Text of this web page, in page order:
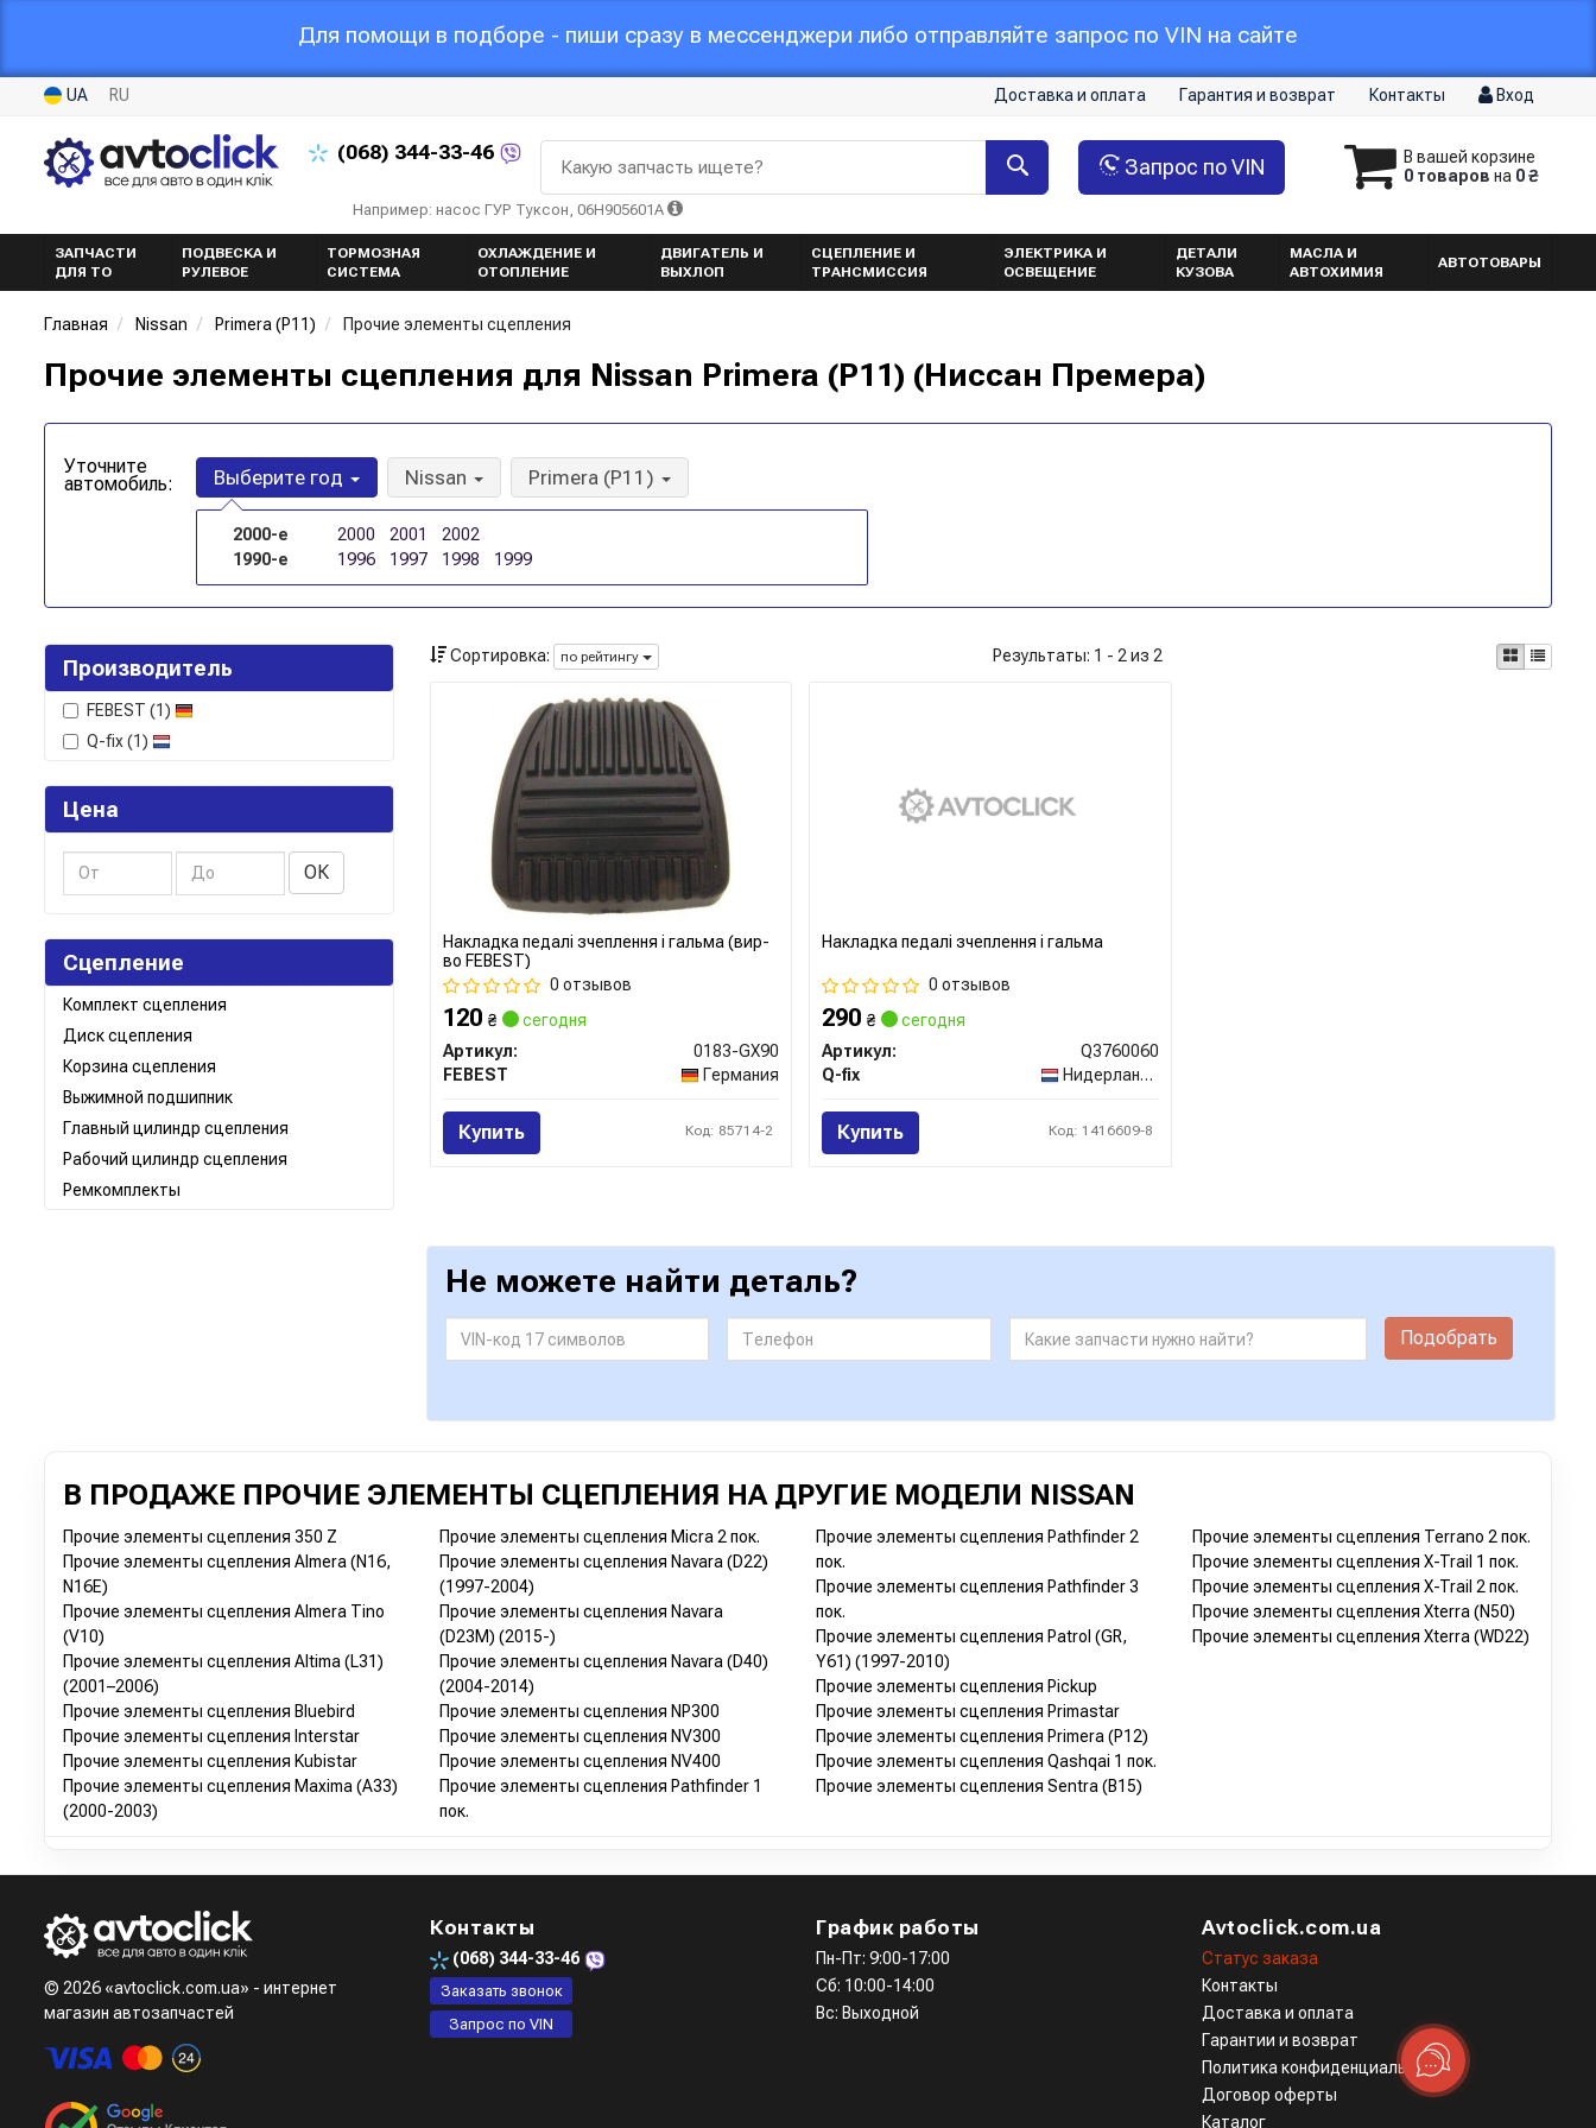
Для помощи в подборе - пиши сразу в мессенджери либо отправляйте запрос по VIN на сайте
UA RU Доставка и оплата Гарантия и возврат Контакты Вход
(068) 344-33-46
В вашей корзине
0 товаров на 0 ₴
Запрос по VIN
Какую запчасть ищете?
Например: насос ГУР Туксон, 06H905601A
ЗАПЧАСТИ
ДЛЯ ТО
ПОДВЕСКА И
РУЛЕВОЕ
ТОРМОЗНАЯ
СИСТЕМА
ОХЛАЖДЕНИЕ И
ОТОПЛЕНИЕ
ДВИГАТЕЛЬ И
ВЫХЛОП
СЦЕПЛЕНИЕ И
ТРАНСМИССИЯ
ЭЛЕКТРИКА И
ОСВЕЩЕНИЕ
ДЕТАЛИ
КУЗОВА
МАСЛА И
АВТОХИМИЯ
АВТОТОВАРЫ
Главная Nissan Primera (P11) Прочие элементы сцепления
Прочие элементы сцепления для Nissan Primera (P11) (Ниссан Премера)
Уточните
автомобиль: Выберите год
2000-е 2000 2001
2002
1990-е
1996 1997 1998 1999
Nissan Primera (P11)
Производитель
FEBEST (1)
Q-fix(1)
Цена
ОК
Сцепление
Комплект сцепления
Диск сцепления
Корзина сцепления
Выжимной подшипник
Главный цилиндр сцепления
Рабочий цилиндр сцепления
Ремкомплекты
Сортировка: по рейтингу Результаты: 1 - 2 из 2
Накладка педалі зчеплення і гальма (вир-
во FEBEST)
0 отзывов
120 ₴
сегодня
Артикул:
0183-GX90
FEBEST
Германия
Купить Код: 85714-2
Накладка педалі зчеплення і гальма
0 отзывов
290₴
сегодня
Артикул:
Q3760060
Q-fix
Нидерланды
Купить Код: 1416609-8
Не можете найти деталь?
Подобрать
В ПРОДАЖЕ ПРОЧИЕ ЭЛЕМЕНТЫ СЦЕПЛЕНИЯ НА ДРУГИЕ МОДЕЛИ NISSAN
Прочие элементы сцепления 350 Z
Прочие элементы сцепления Almera (N16,
N16E)
Прочие элементы сцепления Almera Tino
(V10)
Прочие элементы сцепления Altima (L31)
(2001–2006)
Прочие элементы сцепления Bluebird
Прочие элементы сцепления Interstar
Прочие элементы сцепления Kubistar
Прочие элементы сцепления Maxima (A33)
(2000-2003)
Прочие элементы сцепления Micra 2 пок.
Прочие элементы сцепления Navara (D22)
(1997-2004)
Прочие элементы сцепления Navara
(D23M) (2015-)
Прочие элементы сцепления Navara (D40)
(2004-2014)
Прочие элементы сцепления NP300
Прочие элементы сцепления NV300
Прочие элементы сцепления NV400
Прочие элементы сцепления Pathfinder 1
пок.
Прочие элементы сцепления Pathfinder 2
пок.
Прочие элементы сцепления Pathfinder 3
пок.
Прочие элементы сцепления Patrol (GR,
Y61) (1997-2010)
Прочие элементы сцепления Pickup
Прочие элементы сцепления Primastar
Прочие элементы сцепления Primera (P12)
Прочие элементы сцепления Qashqai 1 пок.
Прочие элементы сцепления Sentra (B15)
Прочие элементы сцепления Terrano 2 пок.
Прочие элементы сцепления X-Trail 1 пок.
Прочие элементы сцепления X-Trail 2 пок.
Прочие элементы сцепления Xterra (N50)
Прочие элементы сцепления Xterra (WD22)
© 2026 «avtoclick.com.ua» - интернет
магазин автозапчастей
Контакты
(068) 344-33-46
Заказать звонок
Запрос по VIN
График работы
Пн-Пт: 9:00-17:00
Сб: 10:00-14:00
Вс: Выходной
Avtoclick.com.ua
Статус заказа
Контакты
Доставка и оплата
Гарантии и возврат
Политика конфиденциальности
Договор оферты
Каталог